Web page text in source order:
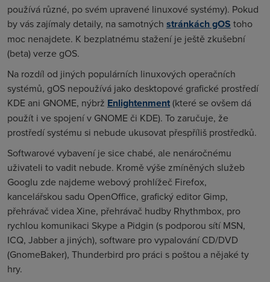
používá různé, po svém upravené linuxové systémy). Pokud
by vás zajímaly detaily, na samotných stránkách gOS toho
moc nenajdete. K bezplatnému stažení je ještě zkušební
(beta) verze gOS.
Na rozdíl od jiných populárních linuxových operačních
systémů, gOS nepoužívá jako desktopové grafické prostředí
KDE ani GNOME, nýbrž Enlightenment(které se ovšem dá
použít i ve spojení v GNOME či KDE). To zaručuje, že
prostředí systému si nebude ukusovat přespříliš prostředků.
Softwarové vybavení je sice chabé, ale nenáročnému
uživateli to vadit nebude. Kromě výše zmíněných služeb
Googlu zde najdeme webový prohlížeč Firefox,
kancelářskou sadu OpenOffice, grafický editor Gimp,
přehrávač videa Xine, přehrávač hudby Rhythmbox, pro
rychlou komunikaci Skype a Pidgin (s podporou sítí MSN,
ICQ, Jabber a jiných), software pro vypalování CD/DVD
(GnomeBaker), Thunderbird pro práci s poštou a nějaké ty
hry.